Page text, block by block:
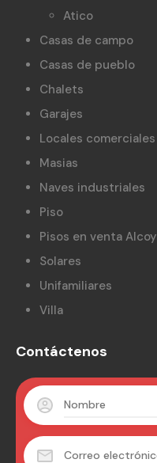
Atico
Casas de campo
Casas de pueblo
Chalets
Garajes
Locales comerciales
Masias
Naves industriales
Piso
Pisos en venta Alcoy
Solares
Unifamiliares
Villa
Contáctenos